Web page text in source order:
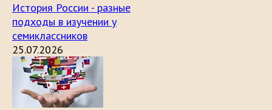
История России - разные
подходы в изучении у
семиклассников
25.07.2026